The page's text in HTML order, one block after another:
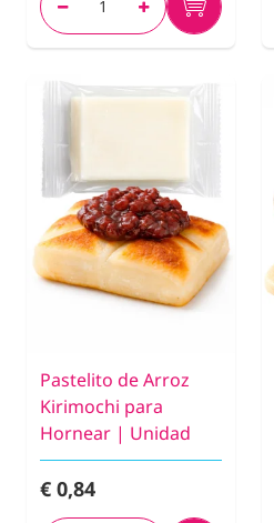
Pastelito de Arroz
Kirimochi para
Hornear | Unidad
€ 0,84